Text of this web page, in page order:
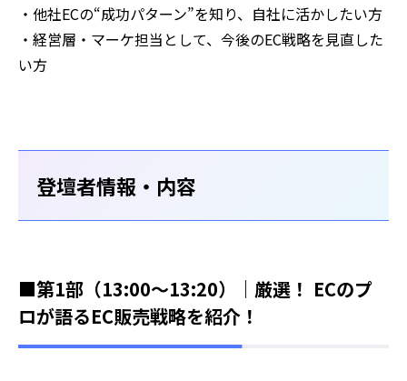
・他社ECの“成功パターン”を知り、自社に活かしたい方
・経営層・マーケ担当として、今後のEC戦略を見直した
い方
登壇者情報・内容‍‍
■第1部（13:00～13:20）｜厳選！ ECのプ
ロが語るEC販売戦略を紹介！